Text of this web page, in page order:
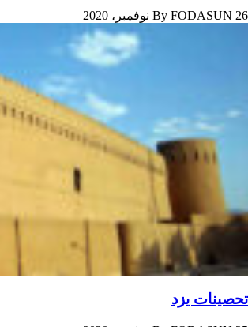
By FODASUN 26 نوفمبر، 2020
تحصینات یزد